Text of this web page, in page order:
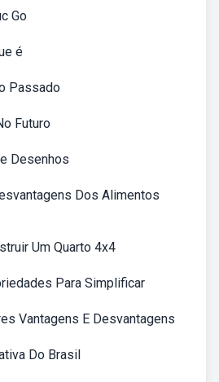
Go
é
Passado
Futuro
Desenhos
Dos Alimentos
Um Quarto 4x4
Para Simplificar
Vantagens E Desvantagens
Do Brasil